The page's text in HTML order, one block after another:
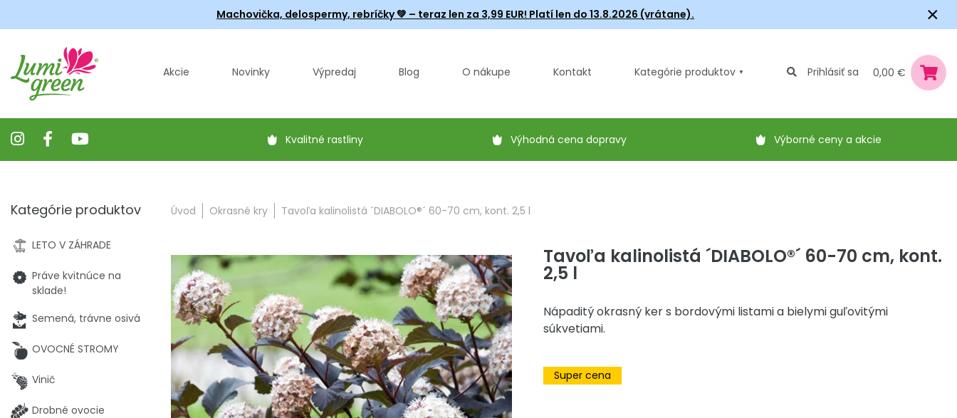
Machovička, delospermy, rebríčky💚 – teraz len za 3,99 EUR! Platí len do 13.8.2026 (vrátane). ×
Akcie Novinky Výpredaj Blog O nákupe Kontakt Kategórie produktov Prihlásiť sa 0,00 €
Kvalitné rastliny Výhodná cena dopravy Výborné ceny a akcie
Úvod Okrasné kry Tavoľa kalinolistá ´DIABOLO®´ 60-70 cm, kont. 2,5 l
Tavoľa kalinolistá ´DIABOLO®´ 60-70 cm, kont.
2,5 l
Nápaditý okrasný ker s bordovými listami a bielymi guľovitými
súkvetiami.
Super cena
Kategórie produktov
LETO V ZÁHRADE
Práve kvitnúce na
sklade!
Semená, trávne osivá
OVOCNÉ STROMY
Vinič
Drobné ovocie